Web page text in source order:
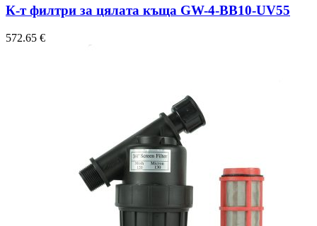
К-т филтри за цялата къща GW-4-BB10-UV55
572.65 €